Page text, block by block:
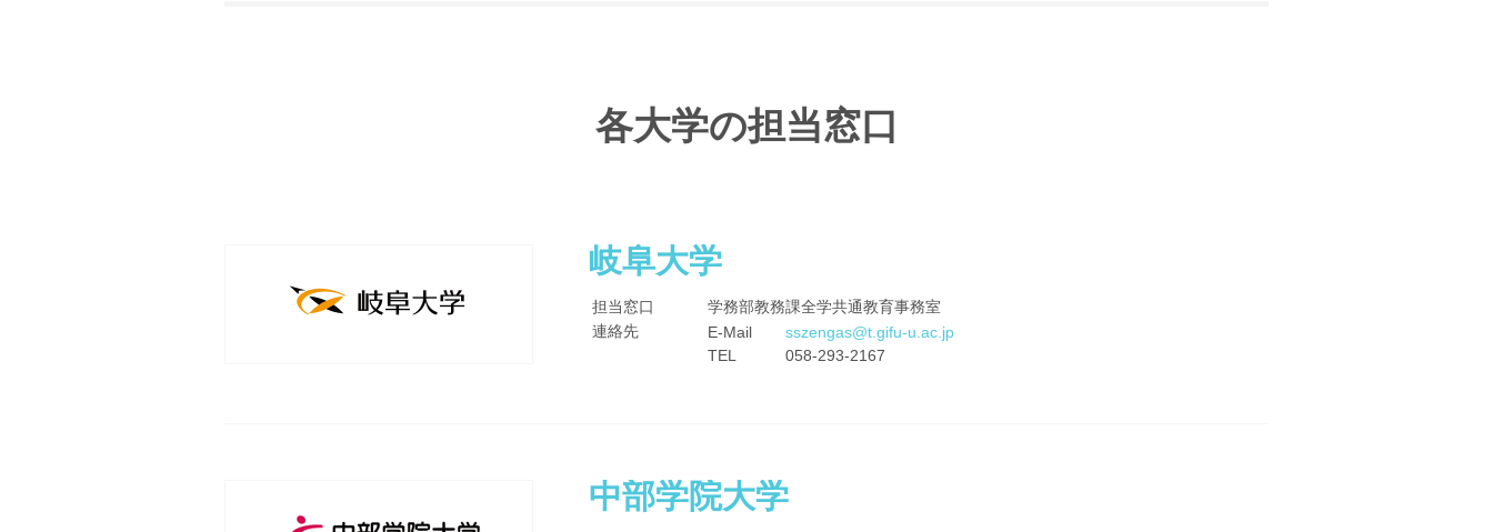
各大学の担当窓口
岐阜大学
担当窓口
学務部教務課全学共通教育事務室
連絡先
E-Mail
sszengas@t.gifu-u.ac.jp
TEL
058-293-2167
中部学院大学